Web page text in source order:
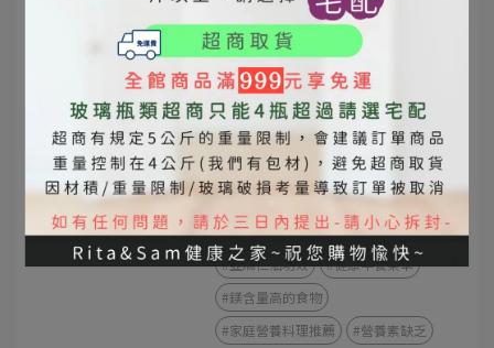
苦茶油與橄欖油差異
苦茶油功效
橄欖油功效
苦茶油營養價值
橄欖油營養價值
東方橄欖油
全家人常常累？搞不好不是缺睡，
是缺這幾樣營養素！
2025-06-30
#植物性補鐵食物
#苦茶油營養
#亞麻仁油功效
#健康早餐菜單
#鎂含量高的食物
#家庭營養料理推薦
#營養素缺乏